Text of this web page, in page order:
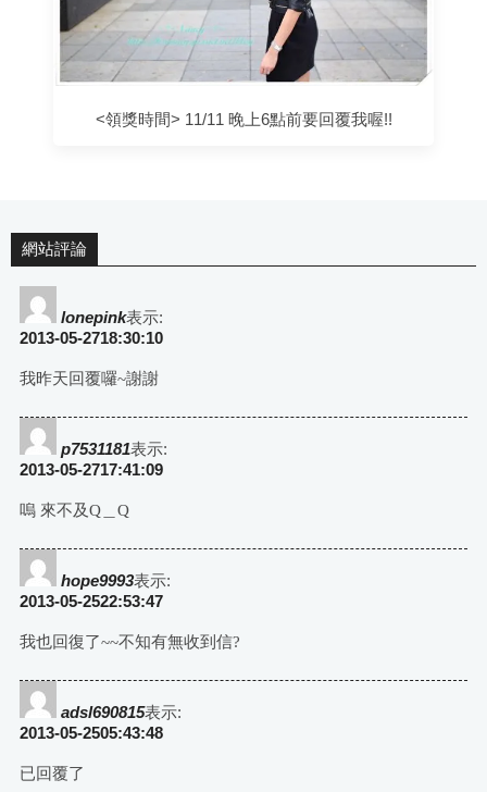
<領獎時間> 11/11 晚上6點前要回覆我喔!!
網站評論
lonepink表示:
2013-05-2718:30:10
我昨天回覆囉~謝謝
p7531181表示:
2013-05-2717:41:09
嗚 來不及Q＿Q
hope9993表示:
2013-05-2522:53:47
我也回復了~~不知有無收到信?
adsl690815表示:
2013-05-2505:43:48
已回覆了